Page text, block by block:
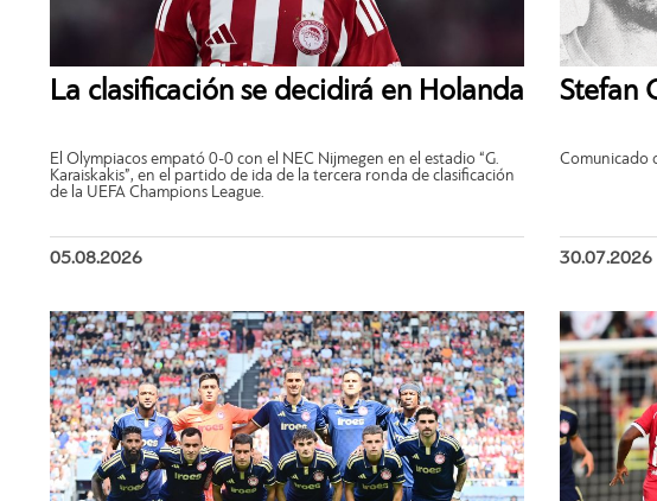
La clasificación se decidirá en Holanda
El Olympiacos empató 0-0 con el NEC Nijmegen en el estadio “G.
Karaiskakis”, en el partido de ida de la tercera ronda de clasificación
de la UEFA Champions League.
05.08.2026
Stefan
Comunicado
30.07.2026